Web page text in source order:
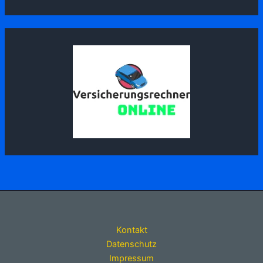
Kontakt
Datenschutz
Impressum